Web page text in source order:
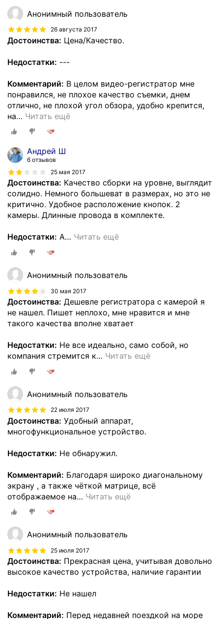
Анонимный пользователь
26 августа 2017
Достоинства: Цена/Качество.
Недостатки: ---
Комментарий: В целом видео-регистратор мне
понравился, не плохое качество съемки, днем
отлично, не плохой угол обзора, удобно крепится,
на… Читать ещё
Андрей Ш
6 отзывов
25 мая 2017
Достоинства: Качество сборки на уровне, выглядит
солидно. Немного большеват в размерах, но это не
критично. Удобное расположение кнопок. 2
камеры. Длинные провода в комплекте.
Недостатки: А… Читать ещё
Анонимный пользователь
30 мая 2017
Достоинства: Дешевле регистратора с камерой я
не нашел. Пишет неплохо, мне нравится и мне
такого качества вполне хватает
Недостатки: Не все идеально, само собой, но
компания стремится к… Читать ещё
Анонимный пользователь
22 июля 2017
Достоинства: Удобный аппарат,
многофункциональное устройство.
Недостатки: Не обнаружил.
Комментарий: Благодаря широко диагональному
экрану , а также чёткой матрице, всё
отображаемое на… Читать ещё
Анонимный пользователь
25 июля 2017
Достоинства: Прекрасная цена, учитывая довольно
высокое качество устройства, наличие гарантии
Недостатки: Не нашел
Комментарий: Перед недавней поездкой на море